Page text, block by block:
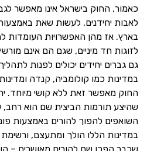
כאמור, החוק בישראל אינו מאפשר
לאבות יחידנים, לעשות שאת
בארץ. אז מהן האפשרויות העומדות
לזוגות חד מיניים, שגם הם אינם
גם גברים יחידים יכולים לפנות
במדינות כמו קולומביה, קנדה
החוק מאפשר זאת ללא קושי מיוחד.
שהיצע תורמות הביצית שם הוא רחב,
השואפים להפוך להורים באמצעות
במדינות הללו הולך ומתעצם, ורשימת